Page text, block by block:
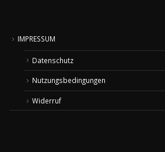
IMPRESSUM
Datenschutz
Nutzungsbedingungen
Widerruf